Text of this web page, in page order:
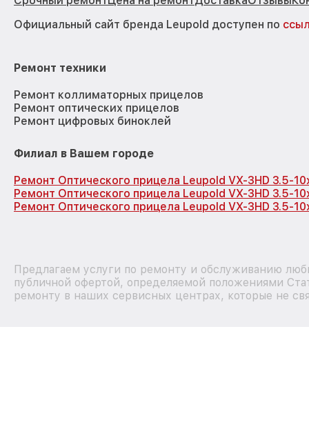
Официальный сайт бренда Leupold доступен по
Ремонт техники
Ремонт коллиматорных прицелов
Ремонт оптических прицелов
Ремонт цифровых биноклей
Филиал в Вашем городе
Ремонт Оптического прицела Leupold VX-3HD 3.5-
Ремонт Оптического прицела Leupold VX-3HD 3.5-
Ремонт Оптического прицела Leupold VX-3HD 3.5-
Предлагаем услуги по ремонту и обслуживанию
публичной офертой, определяемой положениями
ремонту в наших сервисных центрах, которые не